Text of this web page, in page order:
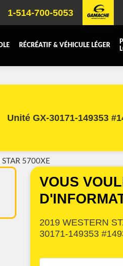
1-514-700-5053
(DEF/DPF)
RÉCRÉATIF & VÉHICULE LÉGER
Unité GX-30171-149353
5700XE
VOUS
2019 WESTERN
30171-149353